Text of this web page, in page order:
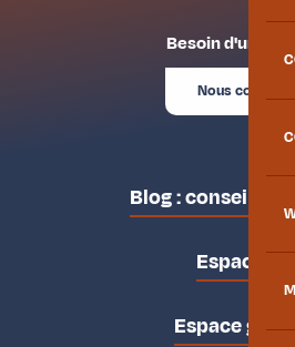
Besoin d'un
Nous contacter
Blog : conseils
Espace
Espace